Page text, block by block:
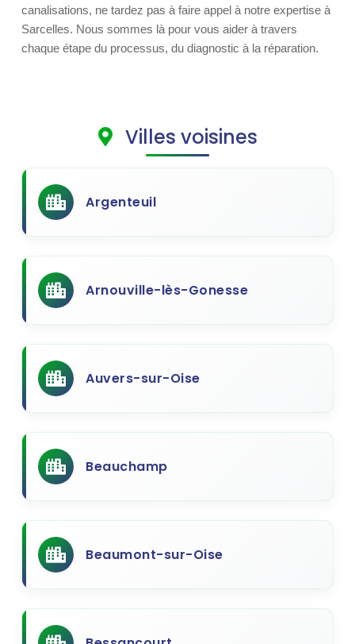
canalisations, ne tardez pas à faire appel à notre expertise à
Sarcelles. Nous sommes là pour vous aider à travers
chaque étape du processus, du diagnostic à la réparation.
Villes voisines
Argenteuil
Arnouville-lès-Gonesse
Auvers-sur-Oise
Beauchamp
Beaumont-sur-Oise